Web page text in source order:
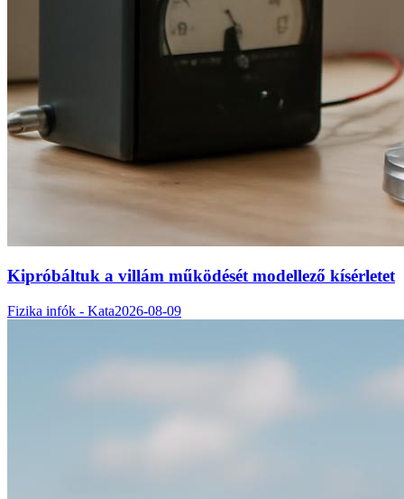
Kipróbáltuk a villám működését modellező kísérletet
Fizika infók - Kata2026-08-09